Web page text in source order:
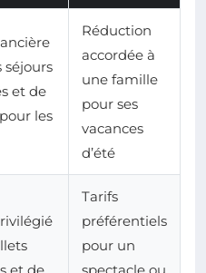
séjours
et de
les
Réduction
accordée à
une famille
pour ses
vacances
d’été
Tarifs
préférentiels
pour un